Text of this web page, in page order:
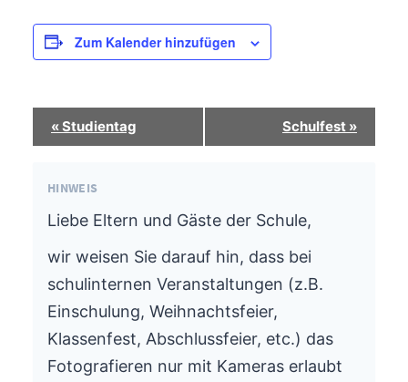
Zum Kalender hinzufügen
Termin-
Navigation
«Studientag Schulfest »
HINWEIS
Liebe Eltern und Gäste der Schule,
wir weisen Sie darauf hin, dass bei
schulinternen Veranstaltungen (z.B.
Einschulung, Weihnachtsfeier,
Klassenfest, Abschlussfeier, etc.) das
Fotografieren nur mit Kameras erlaubt